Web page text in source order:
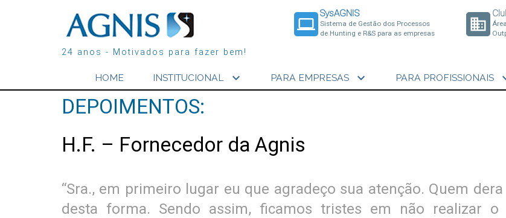
24 anos - Motivados para fazer bem!
laptop
SysAGNIS
Sistema de Gestão dos Processos
de Hunting e R&S para as empresas
business
HOME INSTITUCIONAL expand_more PARA EMPRESAS expand_more PARA PROFISSIONAIS
DEPOIMENTOS:
H.F. – Fornecedor da Agnis
“Sra., em primeiro lugar eu que agradeço sua atenção. Quem
desta forma. Sendo assim, ficamos tristes em não realizar